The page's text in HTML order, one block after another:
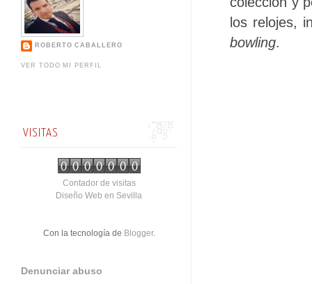
los relojes,
bowling.
ROBERTO CABALLERO
VER TODO MI PERFIL
VISITAS
Contador de visitas
Diseño Web en Sevilla
Con la tecnología de Blogger.
Denunciar abuso